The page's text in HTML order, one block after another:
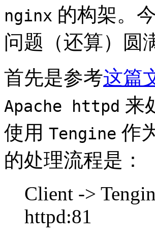
nginx 的构架。
问题（还算）圆
首先是参考这篇
Apache httpd 来
使用 Tengine 作
的处理流程是：
Client ->
httpd:81